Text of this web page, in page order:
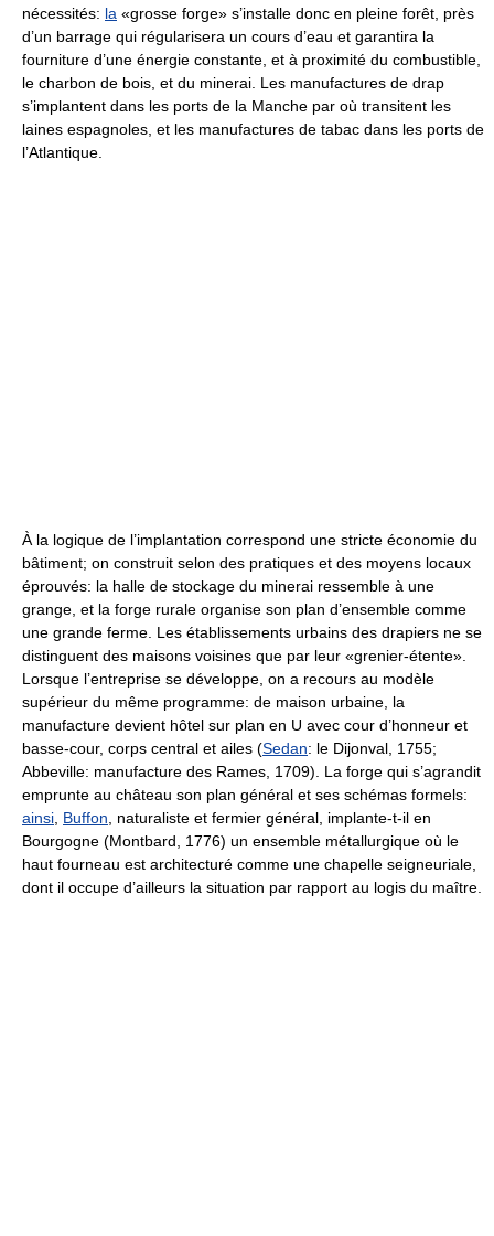
nécessités: la «grosse forge» s’installe donc en pleine forêt, près
d’un barrage qui régularisera un cours d’eau et garantira la
fourniture d’une énergie constante, et à proximité du combustible,
le charbon de bois, et du minerai. Les manufactures de drap
s’implantent dans les ports de la Manche par où transitent les
laines espagnoles, et les manufactures de tabac dans les ports de
l’Atlantique.
À la logique de l’implantation correspond une stricte économie du
bâtiment; on construit selon des pratiques et des moyens locaux
éprouvés: la halle de stockage du minerai ressemble à une
grange, et la forge rurale organise son plan d’ensemble comme
une grande ferme. Les établissements urbains des drapiers ne se
distinguent des maisons voisines que par leur «grenier-étente».
Lorsque l’entreprise se développe, on a recours au modèle
supérieur du même programme: de maison urbaine, la
manufacture devient hôtel sur plan en U avec cour d’honneur et
basse-cour, corps central et ailes (Sedan: le Dijonval, 1755;
Abbeville: manufacture des Rames, 1709). La forge qui s’agrandit
emprunte au château son plan général et ses schémas formels:
ainsi Buffon , naturaliste et fermier général, implante-t-il en
Bourgogne (Montbard, 1776) un ensemble métallurgique où le
haut fourneau est architecturé comme une chapelle seigneuriale,
dont il occupe d’ailleurs la situation par rapport au logis du maître.